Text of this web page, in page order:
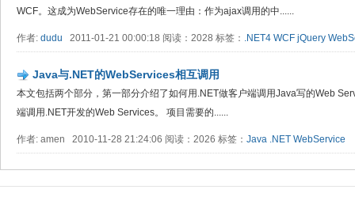
WCF。这成为WebService存在的唯一理由：作为ajax调用的中......
作者: dudu 2011-01-21 00:00:18 阅读：2028 标签： .NET4 WCF jQuery
Java与.NET的WebServices相互调用
本文包括两个部分，第一部分介绍了如何用.NET做客户端调用Java写的Web
端调用.NET开发的Web Services。 项目需要的......
作者: amen 2010-11-28 21:24:06 阅读：2026 标签： Java .NET WebService